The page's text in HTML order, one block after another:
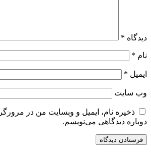
دیدگاه *
نام *
ایمیل *
وب‌ سایت
ذخیره نام، ایمیل و وبسایت من در
دوباره دیدگاهی می‌نویسم.